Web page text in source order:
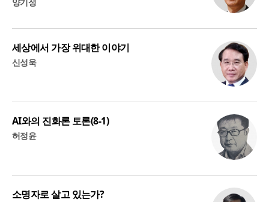
세상에서 가장 위대한 이야기
신성욱
AI와의 진화론 토론(8-1)
허정윤
소명자로 살고 있는가?